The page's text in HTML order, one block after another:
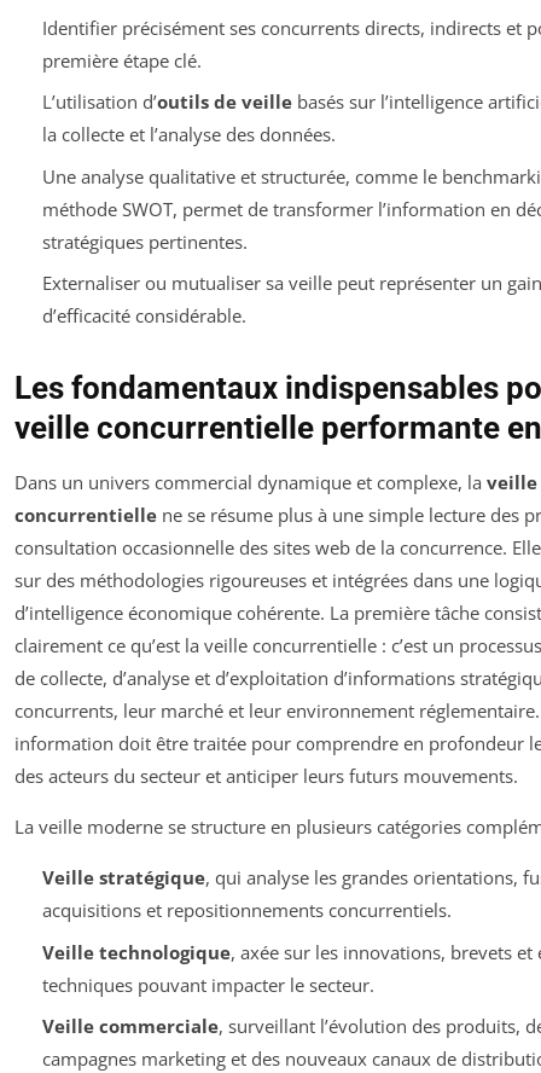
Identifier précisément ses concurrents directs, indirects et
première étape clé.
L’utilisation d’outils de veillebasés sur l’intelligence
la collecte et l’analyse des données.
Une analyse qualitative et structurée, comme le
méthode SWOT, permet de transformer l’information en
stratégiques pertinentes.
Externaliser ou mutualiser sa veille peut représenter un
d’efficacité considérable.
Les fondamentaux indispensables
veille concurrentielle performante
Dans un univers commercial dynamique et complexe, la veille
concurrentielle ne se résume plus à une simple lecture des
consultation occasionnelle des sites web de la concurrence.
sur des méthodologies rigoureuses et intégrées dans une
d’intelligence économique cohérente. La première tâche
clairement ce qu’est la veille concurrentielle : c’est un
de collecte, d’analyse et d’exploitation d’informations
concurrents, leur marché et leur environnement
information doit être traitée pour comprendre en profondeur
des acteurs du secteur et anticiper leurs futurs mouvements.
La veille moderne se structure en plusieurs catégories
Veille stratégique, qui analyse les grandes orientations,
acquisitions et repositionnements concurrentiels.
Veille technologique, axée sur les innovations, brevets et
techniques pouvant impacter le secteur.
Veille commerciale, surveillant l’évolution des produits,
campagnes marketing et des nouveaux canaux de